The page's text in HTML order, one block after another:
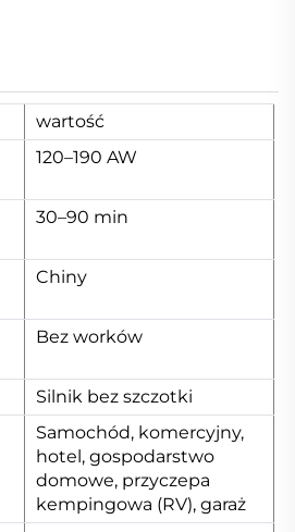
wartość
120–190 AW
30–90 min
Chiny
Bez worków
Silnik bez szczotki
Samochód, komercyjny,
hotel, gospodarstwo
domowe, przyczepa
kempingowa (RV), garaż